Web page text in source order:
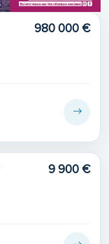
980 000 €
9 900 €